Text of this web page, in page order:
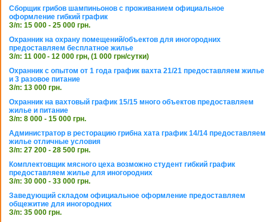
Сборщик грибов шампиньонов с проживанием официальное
оформление гибкий график
З/п: 15 000 - 25 000 грн.
Охранник на охрану помещений/объектов для иногородних
предоставляем бесплатное жилье
З/п: 11 000 - 12 000 грн, (1 000 грн/сутки)
Охранник с опытом от 1 года график вахта 21/21 предоставляем жилье
и 3 разовое питание
З/п: 13 000 грн.
Охранник на вахтовый график 15/15 много объектов предоставляем
жилье и питание
З/п: 8 000 - 15 000 грн.
Администратор в ресторацию грибна хата график 14/14 предоставляем
жилье отличные условия
З/п: 27 200 - 28 500 грн.
Комплектовщик мясного цеха возможно студент гибкий график
предоставляем жилье для иногородних
З/п: 30 000 - 33 000 грн.
Заведующий складом официальное оформление предоставляем
общежитие для иногородних
З/п: 35 000 грн.